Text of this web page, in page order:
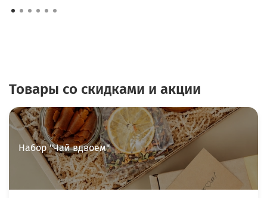
Товары со скидками и акции
Набор "Чай вдвоем"